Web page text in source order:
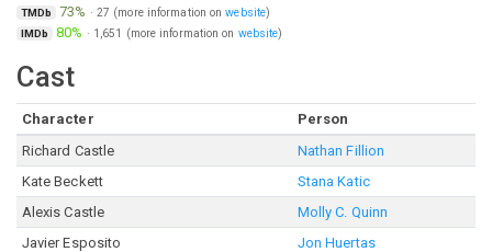
TMDb 73% · 27 (more information onwebsite)
IMDb 80% · 1,651 (more information on website)
Cast
Character
Person
Richard Castle
Nathan Fillion
Kate Beckett
Stana Katic
Alexis Castle
Molly C. Quinn
Javier Esposito
Jon Huertas